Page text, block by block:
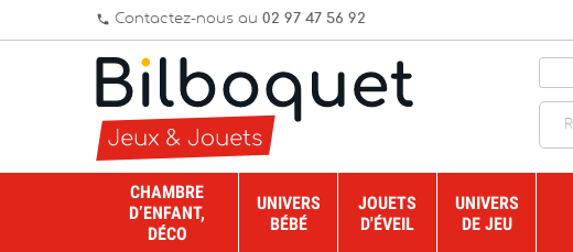
phone Contactez-nous au 02 97 47 56 92
CHAMBRE
D’ENFANT,
DÉCO
UNIVERS
BÉBÉ
JOUETS
D'ÉVEIL
UNIVERS
DE JEU